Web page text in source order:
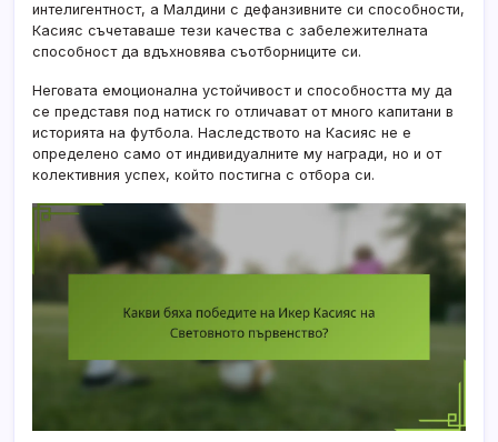
интелигентност, а Малдини с дефанзивните си способности,
Касияс съчетаваше тези качества с забележителната
способност да вдъхновява съотборниците си.
Неговата емоционална устойчивост и способността му да
се представя под натиск го отличават от много капитани в
историята на футбола. Наследството на Касияс не е
определено само от индивидуалните му награди, но и от
колективния успех, който постигна с отбора си.